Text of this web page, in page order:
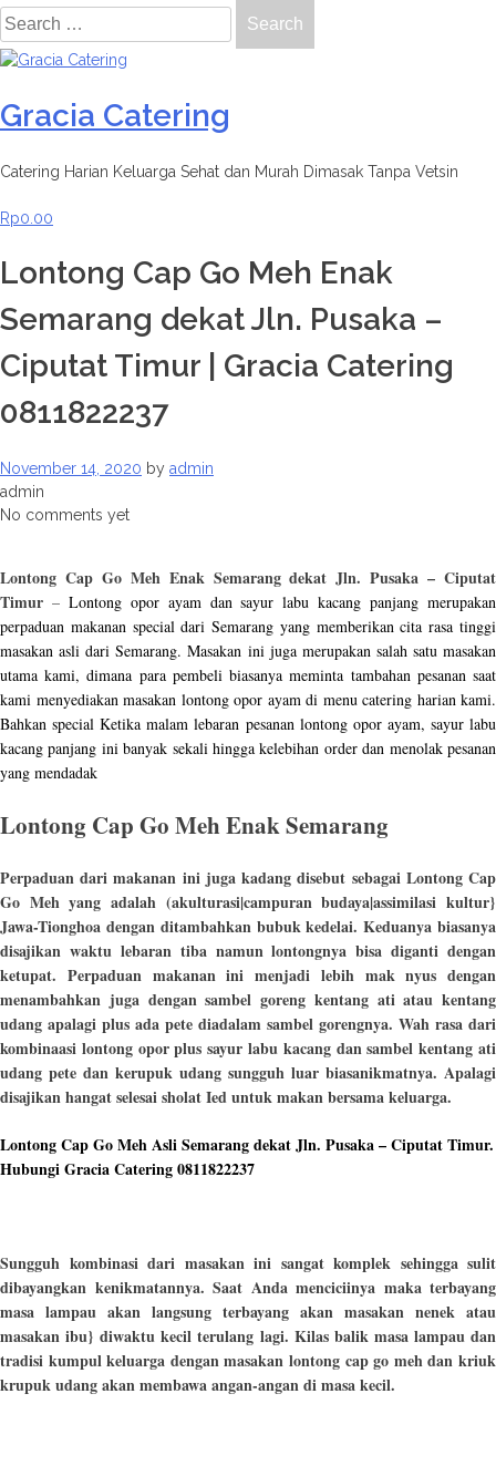
Search
for:
Skip
content
Gracia Catering
Catering Harian Keluarga Sehat dan Murah Dimasak Tanpa Vetsin
Rp0.00
Lontong Cap Go Meh Enak
Semarang dekat Jln. Pusaka –
Ciputat Timur | Gracia Catering
0811822237
November 14, 2020 by admin
admin
No comments yet
Lontong Cap Go Meh Enak Semarang dekat Jln. Pusaka – Ciputat
Timur – Lontong opor ayam dan sayur labu kacang panjang merupakan
perpaduan makanan special dari Semarang yang memberikan cita rasa tinggi
masakan asli dari Semarang. Masakan ini juga merupakan salah satu masakan
utama kami, dimana para pembeli biasanya meminta tambahan pesanan saat
kami menyediakan masakan lontong opor ayam di menu catering harian kami.
Bahkan special Ketika malam lebaran pesanan lontong opor ayam, sayur labu
kacang panjang ini banyak sekali hingga kelebihan order dan menolak pesanan
yang mendadak
Lontong Cap Go Meh Enak Semarang
Perpaduan dari makanan ini juga kadang disebut sebagai Lontong Cap
Go Meh yang adalah (akulturasi|campuran budaya|assimilasi kultur}
Jawa-Tionghoa dengan ditambahkan bubuk kedelai. Keduanya biasanya
disajikan waktu lebaran tiba namun lontongnya bisa diganti dengan
ketupat. Perpaduan makanan ini menjadi lebih mak nyus dengan
menambahkan juga dengan sambel goreng kentang ati atau kentang
udang apalagi plus ada pete diadalam sambel gorengnya. Wah rasa dari
kombinaasi lontong opor plus sayur labu kacang dan sambel kentang ati
udang pete dan kerupuk udang sungguh luar biasanikmatnya. Apalagi
disajikan hangat selesai sholat Ied untuk makan bersama keluarga.
Lontong Cap Go Meh Asli Semarang dekat Jln. Pusaka – Ciputat Timur.
Hubungi Gracia Catering 0811822237
Sungguh kombinasi dari masakan ini sangat komplek sehingga sulit
dibayangkan kenikmatannya. Saat Anda menciciinya maka terbayang
masa lampau akan langsung terbayang akan masakan nenek atau
masakan ibu} diwaktu kecil terulang lagi. Kilas balik masa lampau dan
tradisi kumpul keluarga dengan masakan lontong cap go meh dan kriuk
krupuk udang akan membawa angan-angan di masa kecil.